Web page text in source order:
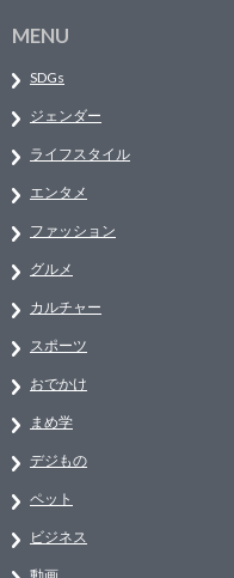
MENU
SDGs
ジェンダー
ライフスタイル
エンタメ
ファッション
グルメ
カルチャー
スポーツ
おでかけ
まめ学
デジもの
ペット
ビジネス